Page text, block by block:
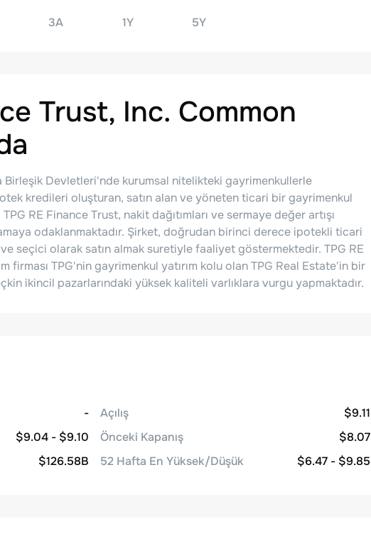
3A 1Y 5Y
Trust, Inc. Common
Birleşik Devletleri'nde kurumsal nitelikteki gayrimenkullerle
kredileri oluşturan, satın alan ve yöneten ticari bir gayrimenkul
RE Finance Trust, nakit dağıtımları ve sermaye değer artışı
odaklanmaktadır. Şirket, doğrudan birinci derece ipotekli ticari
seçici olarak satın almak suretiyle faaliyet göstermektedir. TPG RE
firması TPG'nin gayrimenkul yatırım kolu olan TPG Real Estate'in bir
ikincil pazarlarındaki yüksek kaliteli varlıklara vurgu yapmaktadır.
-
$9.04 - $9.10
$126.58B
Açılış
$9.11
Önceki Kapanış
$8.07
52 Hafta En Yüksek/Düşük
$6.47 - $9.85